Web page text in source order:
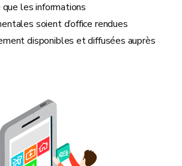
les informations
soient d’office rendues
disponibles et diffusées auprès